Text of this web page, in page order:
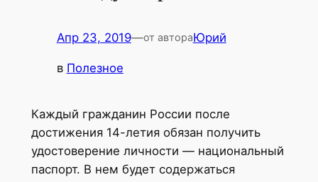
Апр 23, 2019—от автораЮрий
в Полезное
Каждый гражданин России после
достижения 14-летия обязан получить
удостоверение личности — национальный
паспорт. В нем будет содержаться